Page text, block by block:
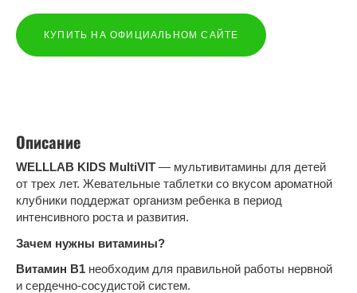
КУПИТЬ НА ОФИЦИАЛЬНОМ САЙТЕ
Описание
WELLLAB KIDS MultiVIT — мультивитамины для детей
от трех лет. Жевательные таблетки со вкусом ароматной
клубники поддержат организм ребенка в период
интенсивного роста и развития.
Зачем нужны витамины?
Витамин В1 необходим для правильной работы нервной
и сердечно-сосудистой систем.